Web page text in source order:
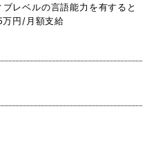
レベルの言語能力を有すると
万円/月額支給